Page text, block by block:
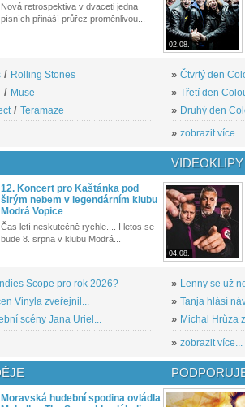
Nová retrospektiva v dvaceti jedna
písních přináší průřez proměnlivou...
/ Rolling Stones
/ Muse
/ Teramaze
02.08.
» Čtvrtý den
» Třetí den
» Druhý den
» zobrazit více...
12. Koncert pro Kaštánka pod
širým nebem v legendárním klubu
Modrá Vopice
Čas letí neskutečně rychle.... I letos se
bude 8. srpna v klubu Modrá...
Scope pro rok 2026?
Vinyla zveřejnil...
scény Jana Uriel...
VIDEOKLIPY
04.08.
» Lenny se už
» Tanja hlásí
» Michal Hrůza
» zobrazit více...
Moravská hudební spodina ovládla